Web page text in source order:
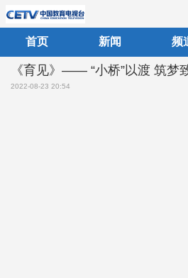
首页 新闻 频
《育见》—— “小桥”以渡 筑梦
2022-08-23 20:54